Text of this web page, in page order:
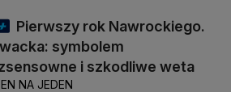
Pierwszy rok Nawrockiego.
symbolem
i szkodliwe weta
NA JEDEN